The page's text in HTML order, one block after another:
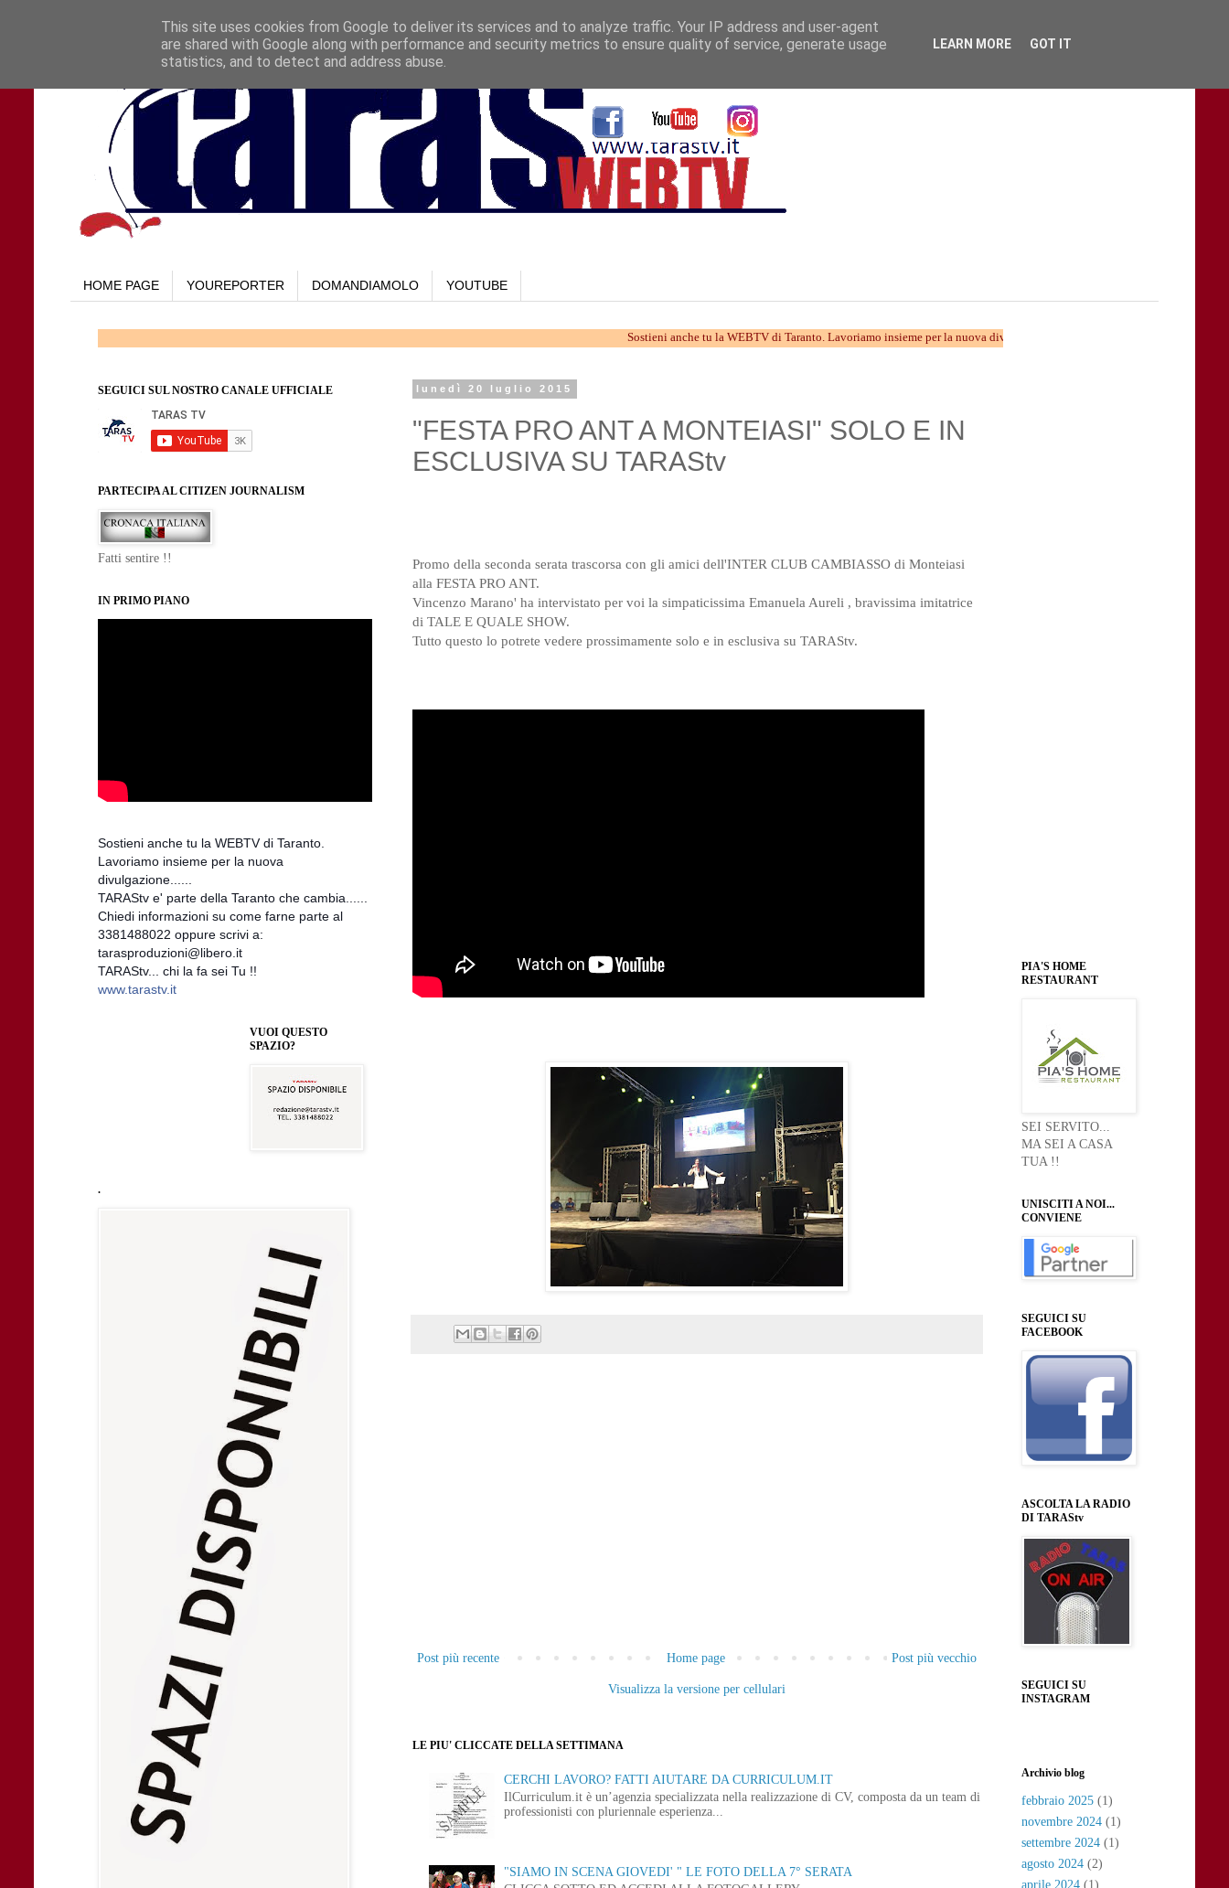
HOME PAGE YOUREPORTER DOMANDIAMOLO YOUTUBE
Sostieni anche tu la WEBTV di Taranto. Lavoriamo insieme per la nuova divulgazione...... TARAStv e' parte della Taranto che
lunedì 20 luglio 2015
"FESTA PRO ANT A MONTEIASI" SOLO E IN
ESCLUSIVA SU TARAStv
Promo della seconda serata trascorsa con gli amici dell'INTER CLUB CAMBIASSO di Monteiasi
alla FESTA PRO ANT.
Vincenzo Marano' ha intervistato per voi la simpaticissima Emanuela Aureli , bravissima imitatrice
di TALE E QUALE SHOW.
Tutto questo lo potrete vedere prossimamente solo e in esclusiva su TARAStv.
Post più recente Post più vecchio
Home page
Visualizza la versione per cellulari
LE PIU' CLICCATE DELLA SETTIMANA
CERCHI LAVORO? FATTI AIUTARE DA CURRICULUM.IT
IlCurriculum.it è un’agenzia specializzata nella realizzazione di CV, composta da un team di
professionisti con pluriennale esperienza...
"SIAMO IN SCENA GIOVEDI' " LE FOTO DELLA 7° SERATA
SEGUICI SUL NOSTRO CANALE UFFICIALE
PARTECIPA AL CITIZEN JOURNALISM
Fatti sentire !!
IN PRIMO PIANO
Sostieni anche tu la WEBTV di Taranto.
Lavoriamo insieme per la nuova
divulgazione......
TARAStv e' parte della Taranto che cambia......
Chiedi informazioni su come farne parte al
3381488022 oppure scrivi a:
tarasproduzioni@libero.it
TARAStv... chi la fa sei Tu !!
www.tarastv.it
VUOI QUESTO
SPAZIO?
.
PIA'S HOME
RESTAURANT
SEI SERVITO...
MA SEI A CASA
TUA !!
UNISCITI A NOI...
CONVIENE
SEGUICI SU
FACEBOOK
ASCOLTA LA RADIO
DI TARAStv
SEGUICI SU
INSTAGRAM
Archivio blog
febbraio 2025 (1)
novembre 2024 (1)
settembre 2024 (1)
agosto 2024 (2)
aprile 2024 (1)
This site uses cookies from Google to deliver its services and to analyze traffic. Your IP address and user-agent
are shared with Google along with performance and security metrics to ensure quality of service, generate usage
statistics, and to detect and address abuse.
LEARN MORE GOT IT